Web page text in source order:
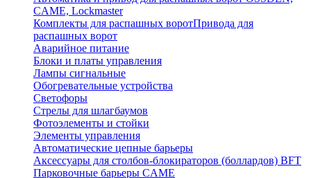
CAME, Lockmaster
Комплекты для распашных воротПривода для
распашных ворот
Аварийное питание
Блоки и платы управления
Лампы сигнальные
Обогревательные устройства
Светофоры
Стрелы для шлагбаумов
Фотоэлементы и стойки
Элементы управления
Автоматические цепные барьеры
Аксессуары для столбов-блокираторов (боллардов) BFT
Парковочные барьеры CAME